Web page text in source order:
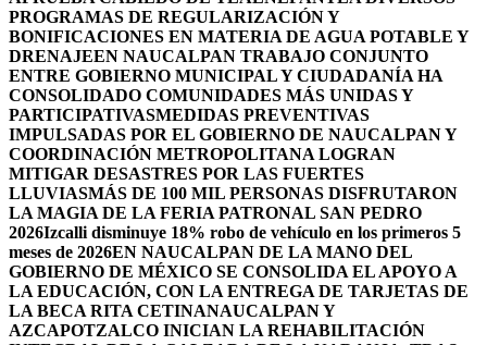
PROGRAMAS DE REGULARIZACIÓN Y
BONIFICACIONES EN MATERIA DE AGUA POTABLE Y
DRENAJEEN NAUCALPAN TRABAJO CONJUNTO
ENTRE GOBIERNO MUNICIPAL Y CIUDADANÍA HA
CONSOLIDADO COMUNIDADES MÁS UNIDAS Y
PARTICIPATIVASMEDIDAS PREVENTIVAS
IMPULSADAS POR EL GOBIERNO DE NAUCALPAN Y
COORDINACIÓN METROPOLITANA LOGRAN
MITIGAR DESASTRES POR LAS FUERTES
LLUVIASMÁS DE 100 MIL PERSONAS DISFRUTARON
LA MAGIA DE LA FERIA PATRONAL SAN PEDRO
2026Izcalli disminuye 18% robo de vehículo en los primeros 5
meses de 2026EN NAUCALPAN DE LA MANO DEL
GOBIERNO DE MÉXICO SE CONSOLIDA EL APOYO A
LA EDUCACIÓN, CON LA ENTREGA DE TARJETAS DE
LA BECA RITA CETINANAUCALPAN Y
AZCAPOTZALCO INICIAN LA REHABILITACIÓN